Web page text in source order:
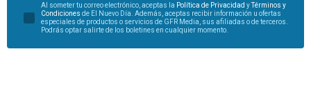
Al someter tu correo electrónico, aceptas la Política de Privacidad yTérminos y
Condiciones de El Nuevo Día. Además, aceptas recibir información u ofertas
especiales de productos o servicios de GFR Media, sus afiliadas o de terceros.
Podrás optar salirte de los boletines en cualquier momento.